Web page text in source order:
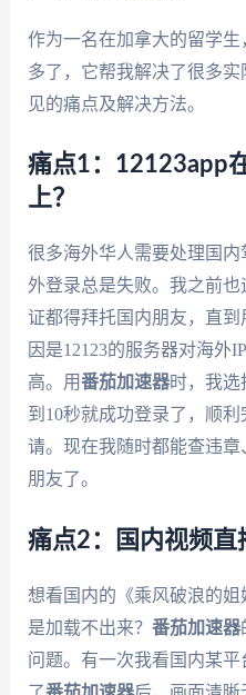
作为一名在加拿大的留学生
多了，它帮我解决了很多
见的痛点及解决方法。
痛点1：12123app
上？
很多海外华人需要处理国内
外登录总是失败。我之前
证都得拜托国内朋友，直到
因是12123的服务器对海外
高。用番茄加速器时，我选
到10秒就成功登录了，顺
请。现在我随时都能查违
朋友了。
痛点2：国内视频直
想看国内的《乘风破浪的
是加载不出来？ 番茄加速器
问题。有一次我看国内某